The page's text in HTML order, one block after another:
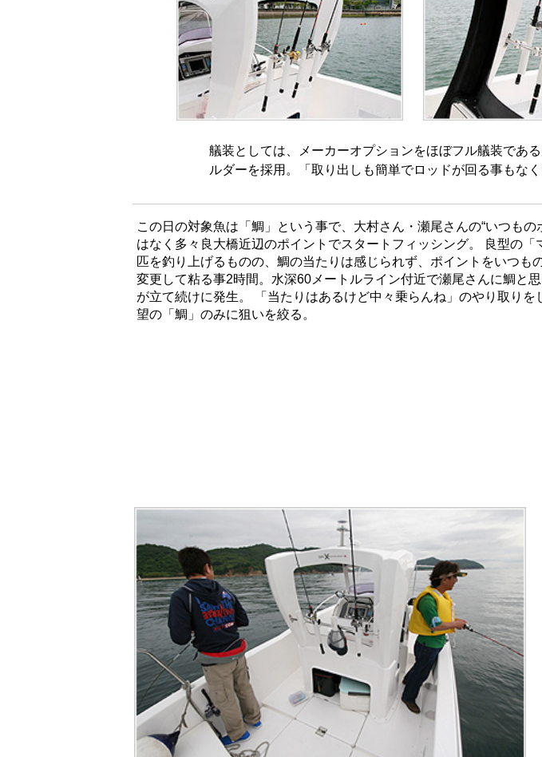
艤装としては、メーカーオプションをほぼフル艤装であ
ルダーを採用。「取り出しも簡単でロッドが回る事もなく
この日の対象魚は「鯛」という事で、大村さん・瀬尾さんの“いつもの
はなく多々良大橋近辺のポイントでスタートフィッシング。 良型の「
匹を釣り上げるものの、鯛の当たりは感じられず、ポイントをいつも
変更して粘る事2時間。水深60メートルライン付近で瀬尾さんに鯛と思
が立て続けに発生。 「当たりはあるけど中々乗らんね」のやり取りを
望の「鯛」のみに狙いを絞る。